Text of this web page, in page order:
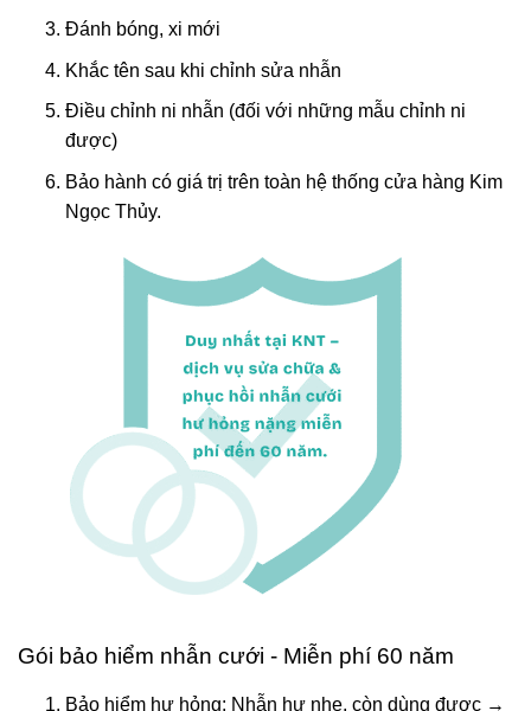
Đánh bóng, xi mới
Khắc tên sau khi chỉnh sửa nhẫn
Điều chỉnh ni nhẫn (đối với những mẫu chỉnh ni
được)
Bảo hành có giá trị trên toàn hệ thống cửa hàng Kim
Ngọc Thủy.
Gói bảo hiểm nhẫn cưới - Miễn phí 60 năm
Bảo hiểm hư hỏng: Nhẫn hư nhẹ, còn dùng được →